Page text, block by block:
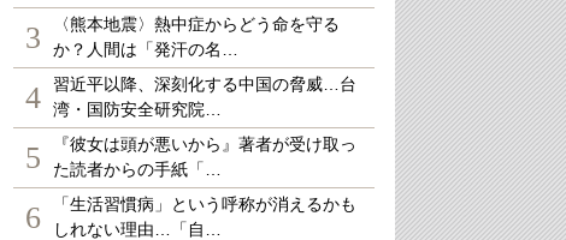
3
〈熊本地震〉熱中症からどう命を守る
か？人間は「発汗の名…
4
習近平以降、深刻化する中国の脅威…台
湾・国防安全研究院…
5
『彼女は頭が悪いから』著者が受け取っ
た読者からの手紙「…
6
「生活習慣病」という呼称が消えるかも
しれない理由…「自…